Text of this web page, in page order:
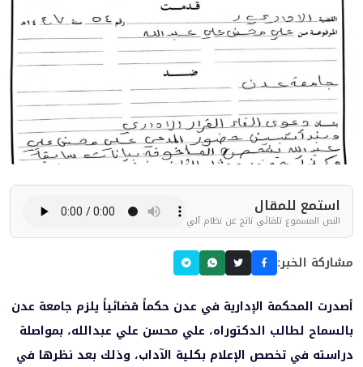
استمع للمقال
النص المسموع تلقائي ناتج عن نظام آلي
مشاركة الخبر:
أصدرت المحكمة الإدارية في عدن حكماً قضائياً يلزم جامعة عدن
بالسماح لطالب الدكتوراه، علي محسن علي عبدالله، بمواصلة
دراسته في تخصص الإعلام بكلية الآداب، وذلك بعد نظرها في